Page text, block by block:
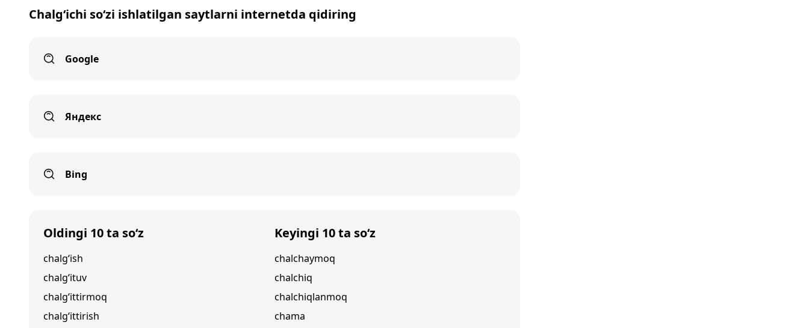
Chalg‘ichi so‘zi ishlatilgan saytlarni internetda qidiring
Google
Яндекс
Bing
Oldingi 10 ta so‘z
chalg‘ish
chalg‘ituv
chalg‘ittirmoq
chalg‘ittirish
Keyingi 10 ta so‘z
chalchaymoq
chalchiq
chalchiqlanmoq
chama